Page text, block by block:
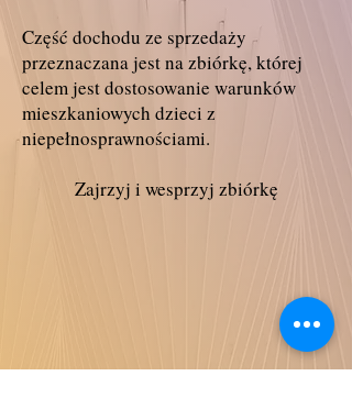
Część dochodu ze sprzedaży
przeznaczana jest na zbiórkę, której
celem jest dostosowanie warunków
mieszkaniowych dzieci z
niepełnosprawnościami.
Zajrzyj i wesprzyj zbiórkę